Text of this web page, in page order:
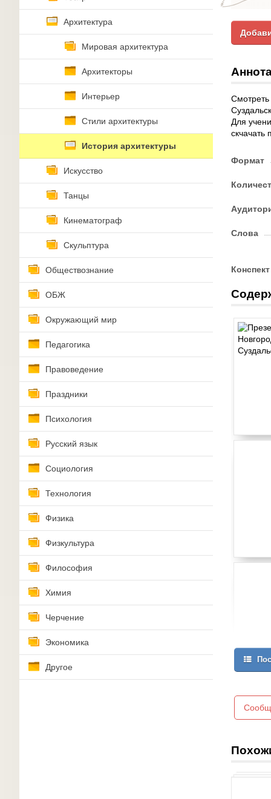
Архитектура
Мировая архитектура
Архитекторы
Интерьер
Стили архитектуры
История архитектуры
Искусство
Танцы
Кинематограф
Скульптура
Обществознание
ОБЖ
Окружающий мир
Педагогика
Правоведение
Праздники
Психология
Русский язык
Социология
Технология
Физика
Физкультура
Философия
Химия
Черчение
Экономика
Другое
Для
Формат
Слова
Конспект